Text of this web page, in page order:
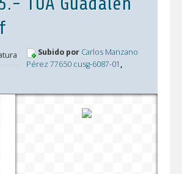
Subido por Carlos Manzano
Pérez 77650 cusg-6087-01 ,